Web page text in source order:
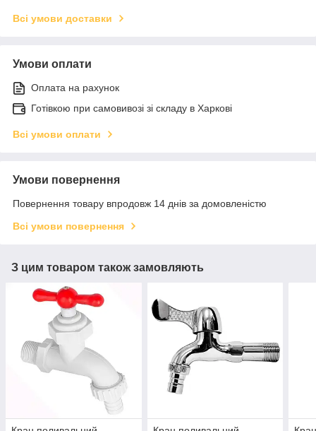
Всі умови доставки
Умови оплати
Оплата на рахунок
Готівкою при самовивозі зі складу в Харкові
Всі умови оплати
Умови повернення
Повернення товару впродовж 14 днів за домовленістю
Всі умови повернення
З цим товаром також замовляють